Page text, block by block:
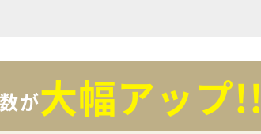
が大幅アップ!!